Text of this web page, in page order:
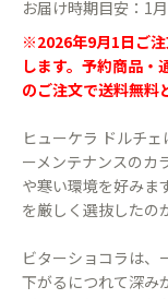
お届け時期目安：1
※2026年9月1日ご注
します。予約商品
のご注文で送料無料
ヒューケラ ドルチ
ーメンテナンスのカ
や寒い環境を好みま
を厳しく選抜したの
ビターショコラは、
下がるにつれて深み